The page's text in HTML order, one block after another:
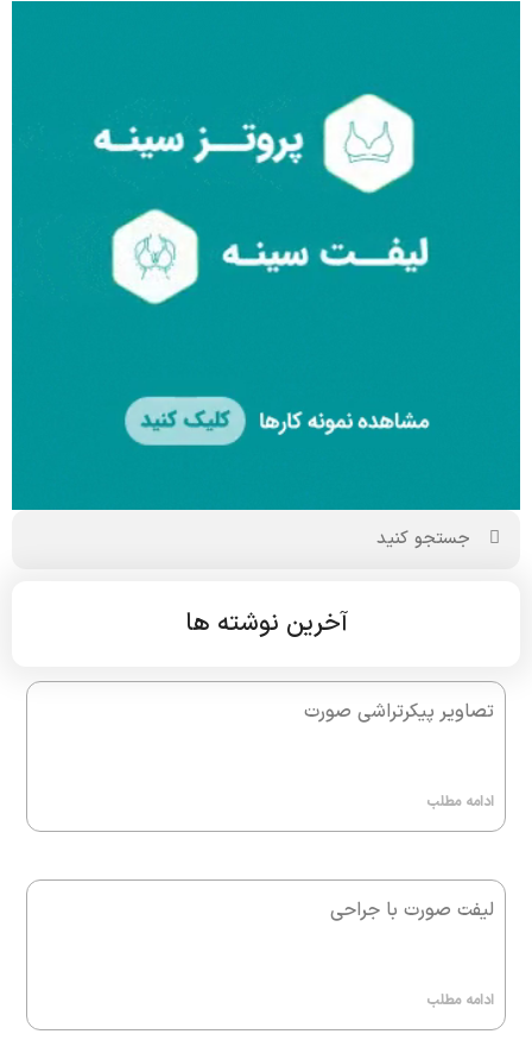
آخرین نوشته ها
تصاویر پیکرتراشی صورت
ادامه مطلب
لیفت صورت با جراحی
ادامه مطلب